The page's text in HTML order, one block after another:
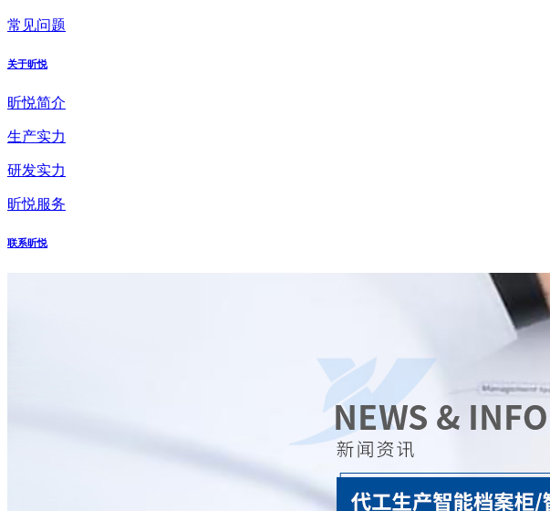
常见问题
关于昕悦
昕悦简介
生产实力
研发实力
昕悦服务
联系昕悦